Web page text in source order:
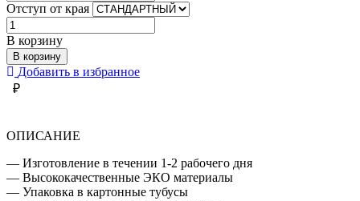
Отступ от края
Количество
товара
БЕЛЫЙ
ЧАЙНИК
В корзину
В корзину
Добавить в избранное
₽
ОПИСАНИЕ
— Изготовление в течении 1-2 рабочего дня
— Высококачественные ЭКО материалы
— Упаковка в картонные тубусы